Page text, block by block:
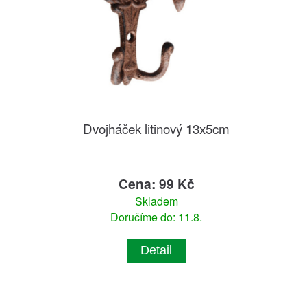
Dvojháček litinový 13x5cm
Cena: 99 Kč
Skladem
Doručíme do: 11.8.
Detail